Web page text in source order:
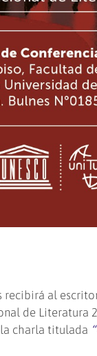
recibirá al
de Literatura
la charla titulada